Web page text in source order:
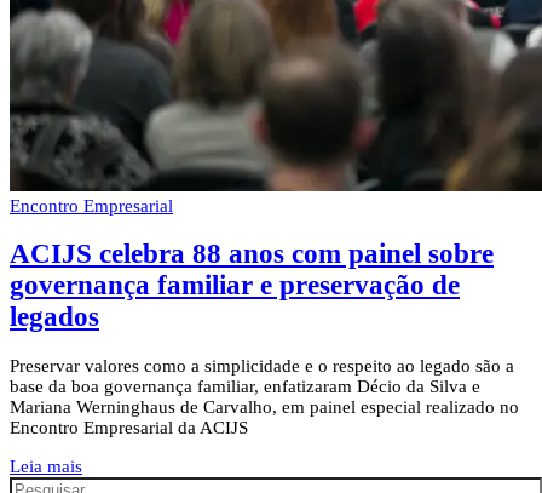
Encontro Empresarial
ACIJS celebra 88 anos com painel sobre
governança familiar e preservação de
legados
Preservar valores como a simplicidade e o respeito ao legado são a
base da boa governança familiar, enfatizaram Décio da Silva e
Mariana Werninghaus de Carvalho, em painel especial realizado no
Encontro Empresarial da ACIJS
Leia mais